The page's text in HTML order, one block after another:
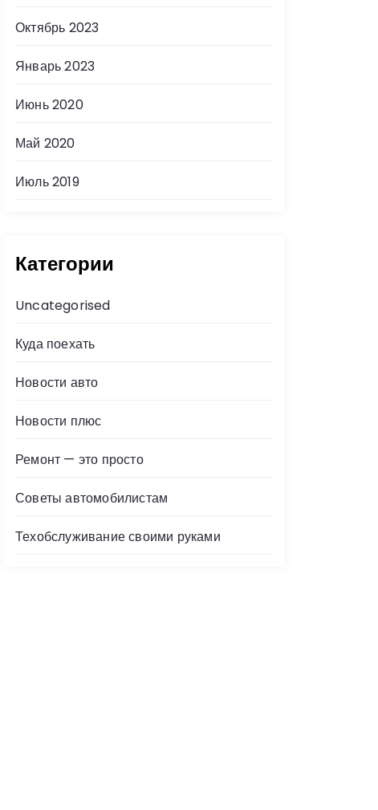
Октябрь 2023
Январь 2023
Июнь 2020
Май 2020
Июль 2019
Категории
Uncategorised
Куда поехать
Новости авто
Новости плюс
Ремонт — это просто
Советы автомобилистам
Техобслуживание своими руками